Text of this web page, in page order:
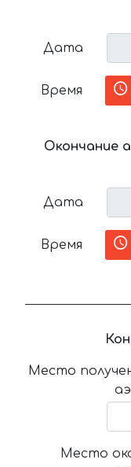
Дата
Время
Окончание
Дата
Время
Место
Место